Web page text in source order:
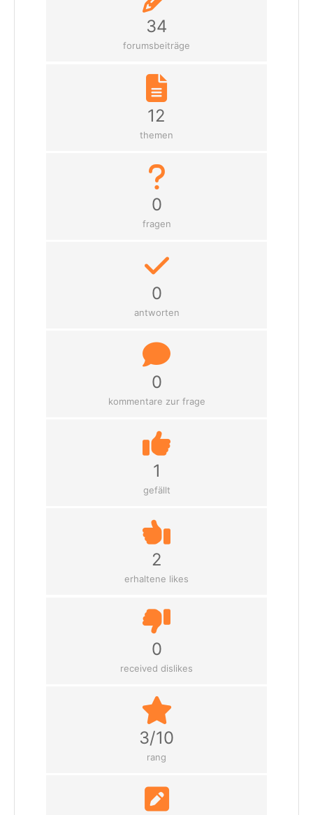
34
forumsbeiträge
12
themen
0
fragen
0
antworten
0
kommentare zur frage
1
gefällt
2
erhaltene likes
0
received dislikes
3/10
rang